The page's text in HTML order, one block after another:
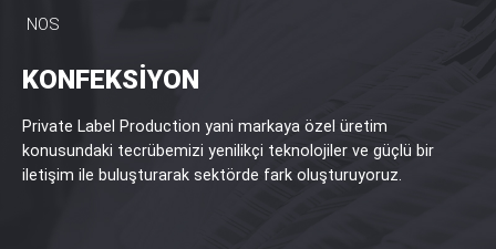
NOS
KONFEKSİYON
Private Label Production yani markaya özel üretim
konusundaki tecrübemizi yenilikçi teknolojiler ve güçlü bir
iletişim ile buluşturarak sektörde fark oluşturuyoruz.